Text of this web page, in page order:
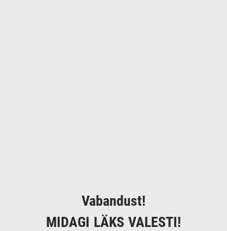
Vabandust!
MIDAGI LÄKS VALESTI!